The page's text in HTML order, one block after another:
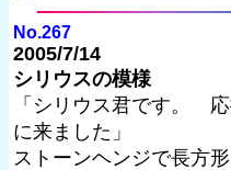
No.267
2005/7/14
シリウスの模様
「シリウス君です。
に来ました」
ストーンヘンジで長方